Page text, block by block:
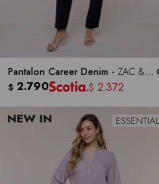
Pantalon Career Denim - ZAC &
RACHEL
$ 2.790 $ 2.372